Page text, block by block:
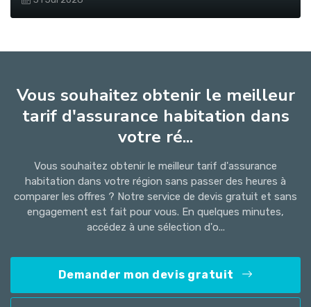
Vous souhaitez obtenir le meilleur
tarif d'assurance habitation dans
votre ré...
Vous souhaitez obtenir le meilleur tarif d'assurance
habitation dans votre région sans passer des heures à
comparer les offres ? Notre service de devis gratuit et sans
engagement est fait pour vous. En quelques minutes,
accédez à une sélection d'o...
Demander mon devis gratuit